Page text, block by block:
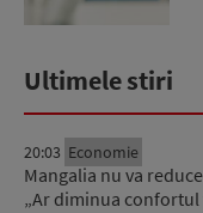
Ultimele stiri
20:03 Economie
Mangalia nu va
„Ar diminua